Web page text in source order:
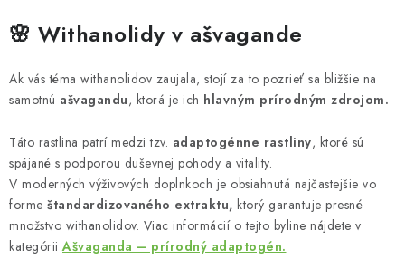
🌸 Withanolidy v ašvagande
Ak vás téma withanolidov zaujala, stojí za to pozrieť sa bližšie na
samotnú ašvagandu, ktorá je ich hlavným prírodným zdrojom.
Táto rastlina patrí medzi tzv. adaptogénne rastliny, ktoré sú
spájané s podporou duševnej pohody a vitality.
V moderných výživových doplnkoch je obsiahnutá najčastejšie vo
forme štandardizovaného extraktu, ktorý garantuje presné
množstvo withanolidov. Viac informácií o tejto byline nájdete v
kategóriiAšvaganda – prírodný adaptogén.